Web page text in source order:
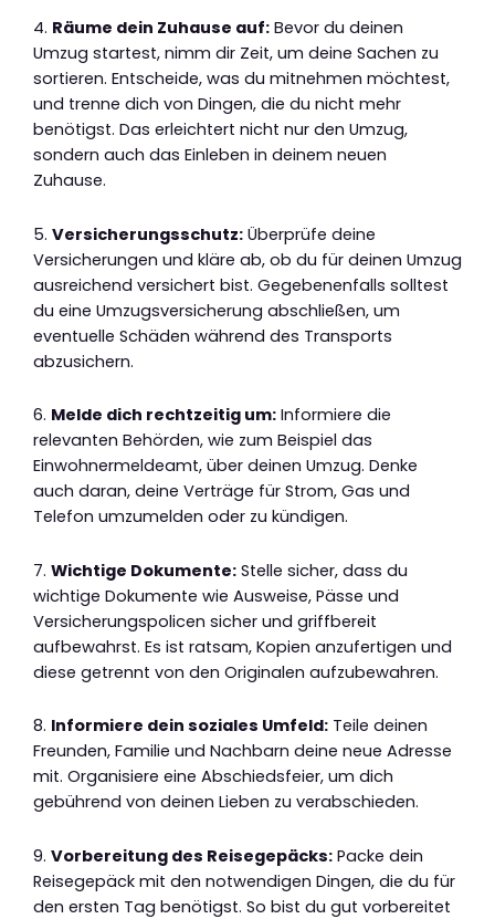
4. Räume dein Zuhause auf: Bevor du deinen
Umzug startest, nimm dir Zeit, um deine Sachen zu
sortieren. Entscheide, was du mitnehmen möchtest,
und trenne dich von Dingen, die du nicht mehr
benötigst. Das erleichtert nicht nur den Umzug,
sondern auch das Einleben in deinem neuen
Zuhause.
5. Versicherungsschutz: Überprüfe deine
Versicherungen und kläre ab, ob du für deinen Umzug
ausreichend versichert bist. Gegebenenfalls solltest
du eine Umzugsversicherung abschließen, um
eventuelle Schäden während des Transports
abzusichern.
6. Melde dich rechtzeitig um: Informiere die
relevanten Behörden, wie zum Beispiel das
Einwohnermeldeamt, über deinen Umzug. Denke
auch daran, deine Verträge für Strom, Gas und
Telefon umzumelden oder zu kündigen.
7. Wichtige Dokumente: Stelle sicher, dass du
wichtige Dokumente wie Ausweise, Pässe und
Versicherungspolicen sicher und griffbereit
aufbewahrst. Es ist ratsam, Kopien anzufertigen und
diese getrennt von den Originalen aufzubewahren.
8. Informiere dein soziales Umfeld: Teile deinen
Freunden, Familie und Nachbarn deine neue Adresse
mit. Organisiere eine Abschiedsfeier, um dich
gebührend von deinen Lieben zu verabschieden.
9. Vorbereitung des Reisegepäcks: Packe dein
Reisegepäck mit den notwendigen Dingen, die du für
den ersten Tag benötigst. So bist du gut vorbereitet